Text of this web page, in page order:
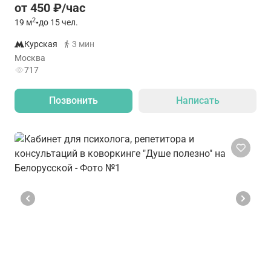
от 450 ₽/час
19 м2•до 15 чел.
Курская
3 мин
Москва
717
Позвонить Написать